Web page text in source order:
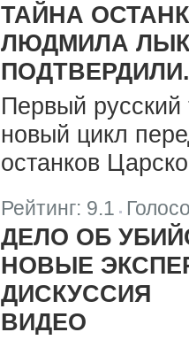
ТАЙНА
ЛЮДМИЛА
Первый
новый цикл
останков
Рейтинг: 9.1
ДЕЛО ОБ
НОВЫЕ
ДИСКУССИЯ
ВИДЕО